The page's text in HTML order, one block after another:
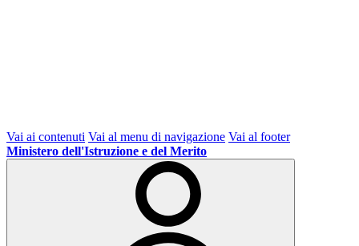
Vai ai contenuti Vai al menu di navigazione Vai al footer
Ministero dell'Istruzione e del Merito